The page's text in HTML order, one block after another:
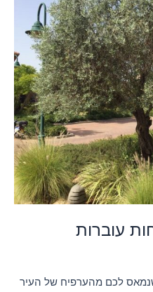
עוברות
לכם מהערפיח של העיר